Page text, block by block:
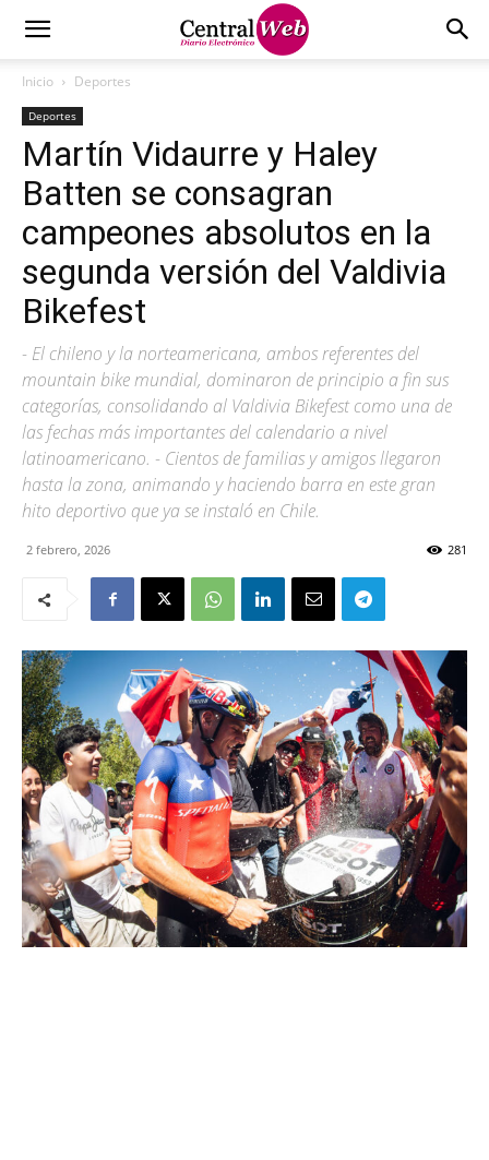
Inicio Deportes
Deportes
Martín Vidaurre y Haley
Batten se consagran
campeones absolutos en la
segunda versión del Valdivia
Bikefest
- El chileno y la norteamericana, ambos referentes del
mountain bike mundial, dominaron de principio a fin sus
categorías, consolidando al Valdivia Bikefest como una de
las fechas más importantes del calendario a nivel
latinoamericano. - Cientos de familias y amigos llegaron
hasta la zona, animando y haciendo barra en este gran
hito deportivo que ya se instaló en Chile.
2 febrero, 2026 281